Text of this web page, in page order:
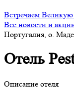
Встречаем
Все новости и
Португалия, о.
Отель
Описание отеля